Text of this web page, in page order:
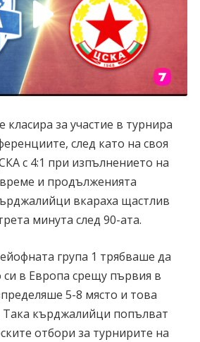
за участие в турнира
след като на своя
с 4:1 при изпълнението на
и продълженията
вкараха щастлив
минута след 90-ата.
група 1 трябваше да
в Европа срещу първия в
5-8 място и това
кърджалийци попълват
отбори за турнирите на